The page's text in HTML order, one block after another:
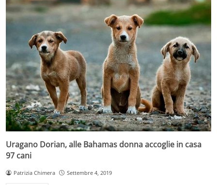
Uragano Dorian, alle Bahamas donna accoglie in casa
97 cani
Patrizia Chimera Settembre 4, 2019